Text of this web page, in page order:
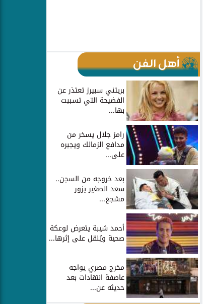
أهل الفن
بريتني سبيرز تعتذر عن
الفضيحة التي تسببت
بها...
رامز جلال يسخر من
مدافع الزمالك ويجبره
على...
بعد خروجه من السجن..
سعد الصغير يزور
مشجع...
أحمد شيبة يتعرض لوعكة
صحية ويُنقل على إثرها...
مخرج مصري يواجه
عاصفة انتقادات بعد
حديثه عن...